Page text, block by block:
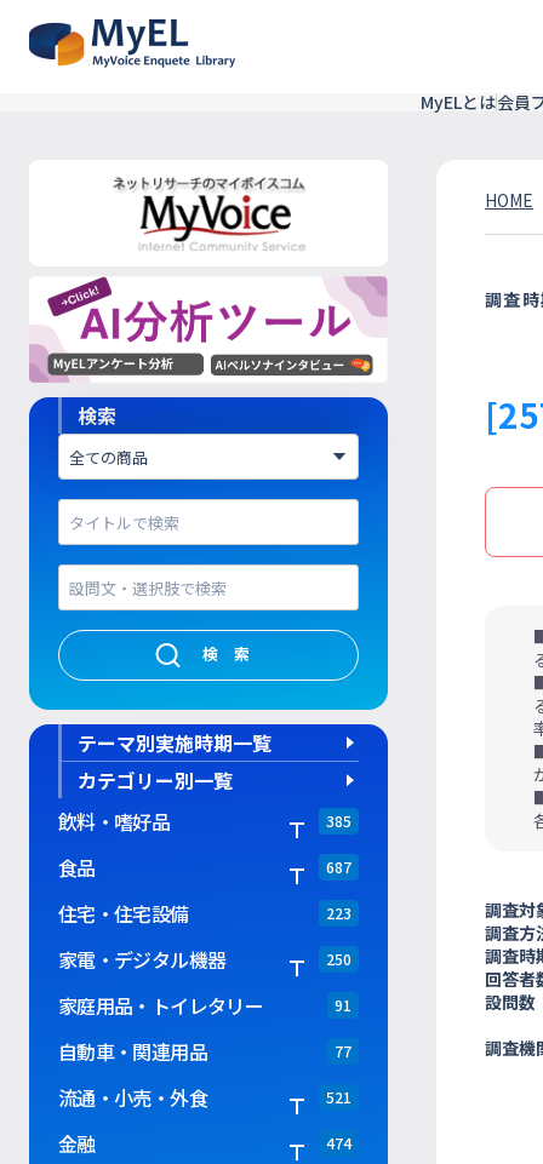
MyELとは会員
検索
検索
テーマ別実施時期一覧
カテゴリー別一覧
飲料・嗜好品
385
食品 687
住宅・住宅設備 223
家電・デジタル機器 250
家庭用品・トイレタリー 91
自動車・関連用品 77
流通・小売・外食 521
金融 474
HOME
調査時
調査対
調査方
調査時
回答者
設問数
調査機